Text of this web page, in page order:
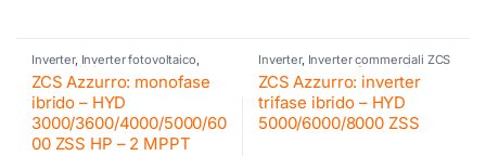
Inverter, Inverter fotovoltaico
Inverter ibrido
residenziali ZCS Azzurro,ZCS
Azzurro ZCS Azzurro
ZCS Azzurro: monofase
ibrido – HYD
3000/3600/4000/5000/60
00 ZSS HP – 2 MPPT
Inverter, Inverter commerciali ZCS
Azzurro, Inverter fotovoltaico
Inverter ibrido,ZCS Azzurro,
Azzurro
ZCS Azzurro: inverter
trifase ibrido – HYD
5000/6000/8000 ZSS